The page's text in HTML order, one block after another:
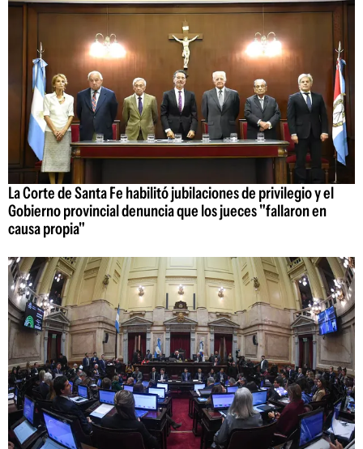
La Corte de Santa Fe habilitó jubilaciones de privilegio y el
Gobierno provincial denuncia que los jueces "fallaron en
causa propia"